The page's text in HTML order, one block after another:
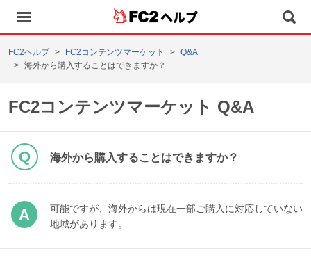
ヘルプ
FC2ヘルプ FC2コンテンツマーケット
Q&A
海外から購入することはできますか？
FC2コンテンツマーケット Q&A
海外から購入することはできますか？
可能ですが、海外からは現在一部ご購入に対応していない
地域があります。